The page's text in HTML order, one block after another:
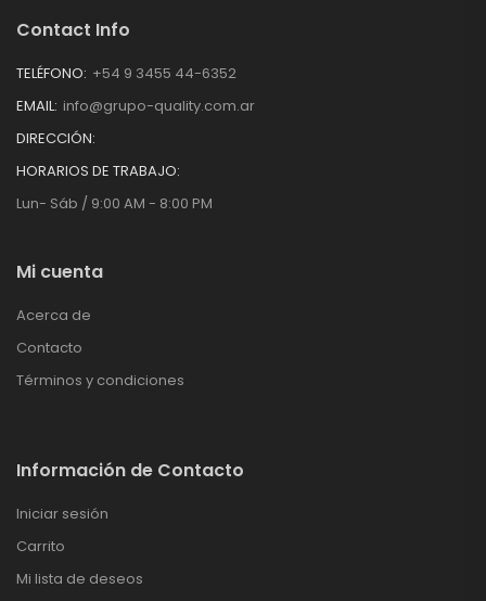
Contact Info
TELÉFONO: +54 9 3455 44-6352
EMAIL: info@grupo-quality.com.ar
DIRECCIÓN:
HORARIOS DE TRABAJO:
Lun- Sáb / 9:00 AM - 8:00 PM
Mi cuenta
Acerca de
Contacto
Términos y condiciones
Información de Contacto
Iniciar sesión
Carrito
Mi lista de deseos